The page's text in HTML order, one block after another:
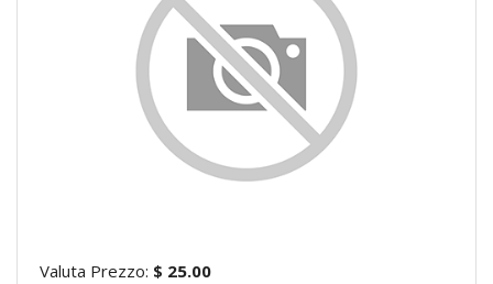
Valuta Prezzo: $ 25.00